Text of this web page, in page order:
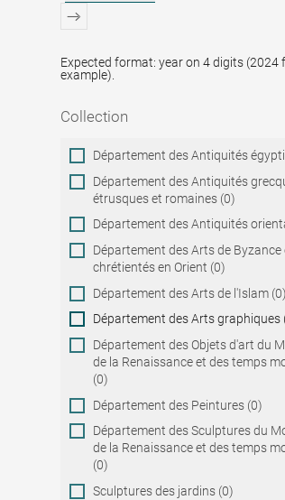
Expected format: year on 4 digits (2024
example).
Collection
Collection
Département des Antiquités
Département des Antiquités
étrusques et romaines (0)
Département des Antiquités
Département des Arts de Byzance
chrétientés en Orient (0)
Département des Arts de l'Islam (0)
Département des Arts graphiques
Département des Objets d'art du
de la Renaissance et des temps
(0)
Département des Peintures (0)
Département des Sculptures du
de la Renaissance et des temps
(0)
Sculptures des jardins (0)